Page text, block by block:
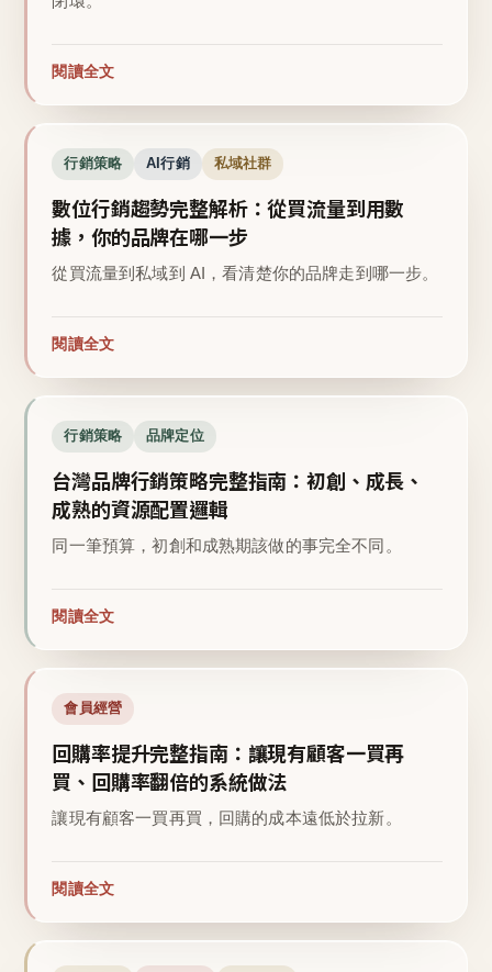
閱讀全文
行銷策略 AI行銷 私域社群
數位行銷趨勢完整解析：從買流量到用數
據，你的品牌在哪一步
從買流量到私域到 AI，看清楚你的品牌走到哪一步。
閱讀全文
行銷策略 品牌定位
台灣品牌行銷策略完整指南：初創、成長、
成熟的資源配置邏輯
同一筆預算，初創和成熟期該做的事完全不同。
閱讀全文
會員經營
回購率提升完整指南：讓現有顧客一買再
買、回購率翻倍的系統做法
讓現有顧客一買再買，回購的成本遠低於拉新。
閱讀全文